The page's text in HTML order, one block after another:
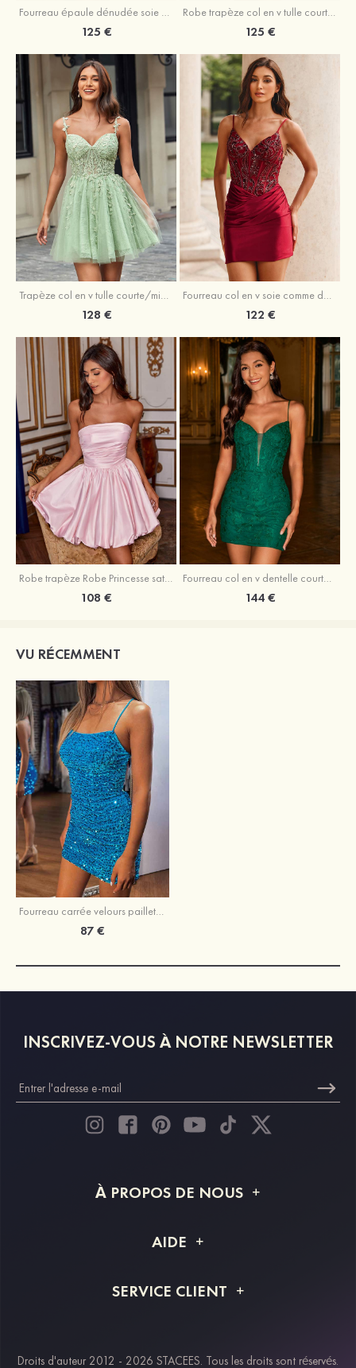
Fourreau épaule dénudée soie comme du satin courte/mini robe de fête de la rentrée
125 €
Robe trapèze col en v tulle courte/mini robe de fête de la rentrée avec poches paillettes
125 €
Trapèze col en v tulle courte/mini robe de fête de la rentrée avec perles
128 €
Fourreau col en v soie comme du satin courte/mini robe de fête de la rentrée avec paillettes
122 €
Robe trapèze Robe Princesse satin sans manches courte/mini robe de fête de la rentrée
108 €
Fourreau col en v dentelle courte/mini robe de fête de la rentré avec perles
144 €
VU RÉCEMMENT
Fourreau carrée velours paillettes courte/mini robe de fête de la rentrée
87 €
INSCRIVEZ-VOUS À NOTRE NEWSLETTER
À PROPOS DE NOUS
Livraison
AIDE
Retour et remboursement
SERVICE CLIENT
Droits d'auteur 2012 - 2026 STACEES. Tous les droits sont réservés.